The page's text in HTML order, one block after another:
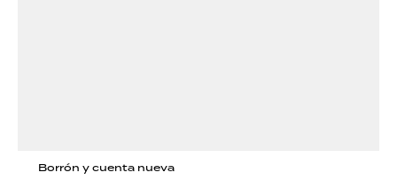
Borrón y cuenta nueva